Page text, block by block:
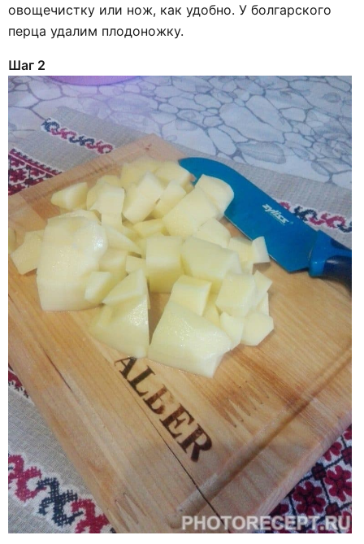
овощечистку или нож, как удобно. У болгарского
перца удалим плодоножку.
Шаг 2